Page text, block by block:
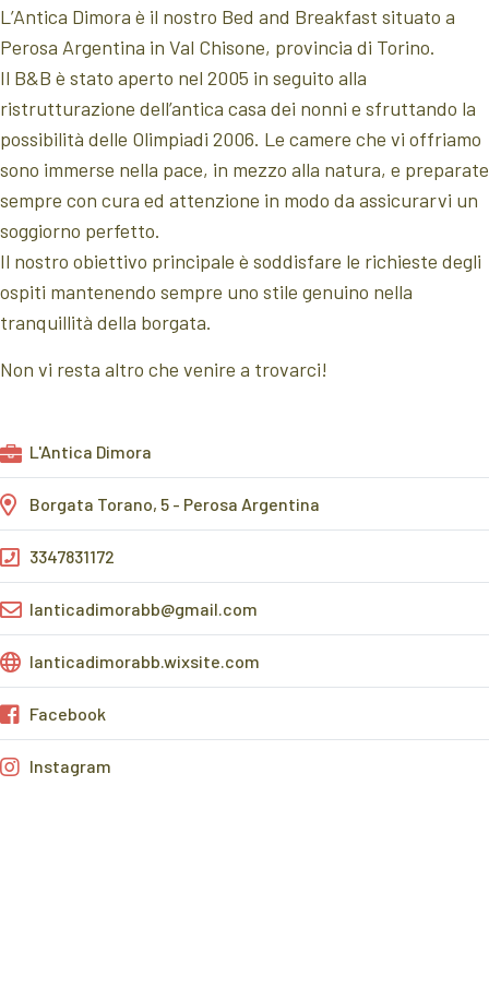
L’Antica Dimora è il nostro Bed and Breakfast situato a
Perosa Argentina in Val Chisone, provincia di Torino.
Il B&B è stato aperto nel 2005 in seguito alla
ristrutturazione dell’antica casa dei nonni e sfruttando la
possibilità delle Olimpiadi 2006. Le camere che vi offriamo
sono immerse nella pace, in mezzo alla natura, e preparate
sempre con cura ed attenzione in modo da assicurarvi un
soggiorno perfetto.
Il nostro obiettivo principale è soddisfare le richieste degli
ospiti mantenendo sempre uno stile genuino nella
tranquillità della borgata.
Non vi resta altro che venire a trovarci!
L'Antica Dimora
Borgata Torano, 5 - Perosa Argentina
3347831172
lanticadimorabb@gmail.com
lanticadimorabb.wixsite.com
Facebook
Instagram